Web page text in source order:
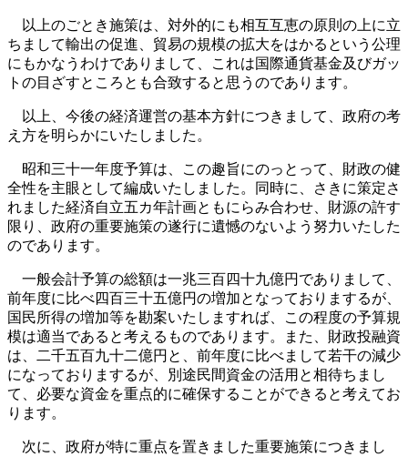
以上のごとき施策は、対外的にも相互互恵の原則の上に立
ちまして輸出の促進、貿易の規模の拡大をはかるという公理
にもかなうわけでありまして、これは国際通貨基金及びガッ
トの目ざすところとも合致すると思うのであります。
以上、今後の経済運営の基本方針につきまして、政府の考
え方を明らかにいたしました。
昭和三十一年度予算は、この趣旨にのっとって、財政の健
全性を主眼として編成いたしました。同時に、さきに策定さ
れました経済自立五カ年計画ともにらみ合わせ、財源の許す
限り、政府の重要施策の遂行に遺憾のないよう努力いたした
のであります。
一般会計予算の総額は一兆三百四十九億円でありまして、
前年度に比べ四百三十五億円の増加となっておりまするが、
国民所得の増加等を勘案いたしますれば、この程度の予算規
模は適当であると考えるものであります。また、財政投融資
は、二千五百九十二億円と、前年度に比べまして若干の減少
になっておりまするが、別途民間資金の活用と相待ちまし
て、必要な資金を重点的に確保することができると考えてお
ります。
次に、政府が特に重点を置きました重要施策につきまし